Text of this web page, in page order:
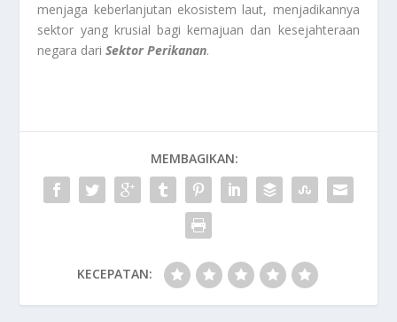
menjaga keberlanjutan ekosistem laut, menjadikannya
sektor yang krusial bagi kemajuan dan kesejahteraan
negara dariSektor Perikanan.
MEMBAGIKAN:
KECEPATAN: